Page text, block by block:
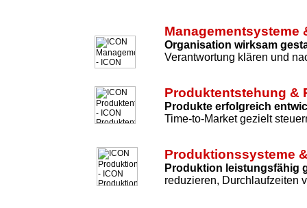
Managementsysteme
Organisation wirksam
Verantwortung klären und
Produktentstehung &
Produkte erfolgreich
Time-to-Market gezielt
Produktionssysteme
Produktion leistungsfähig
reduzieren, Durchlaufzeiten